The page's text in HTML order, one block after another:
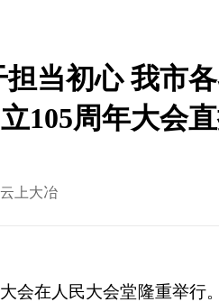
当初心 我市
立105周年大会
上大冶
会在人民大会堂隆重举